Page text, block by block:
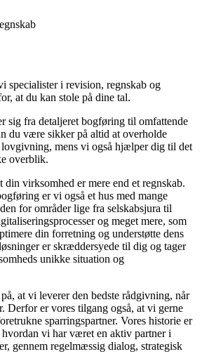
specialister i revision, regnskab og
at du kan stole på dine tal.
sig fra detaljeret bogføring til omfattende
du være sikker på altid at overholde
mens vi også hjælper dig til det
overblik.
virksomhed er mere end et regnskab.
er vi også et hus med mange
for områder lige fra selskabsjura til
og meget mere, som
din forretning og understøtte dens
er skræddersyede til dig og tager
unikke situation og
at vi leverer den bedste rådgivning, når
Derfor er vores tilgang også, at vi gerne
sparringspartner. Vores historie er
vi har været en aktiv partner i
gennem regelmæssig dialog, strategisk